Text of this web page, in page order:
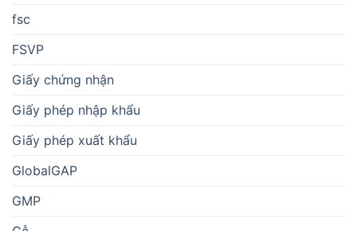
fsc
FSVP
Giấy chứng nhận
Giấy phép nhập khẩu
Giấy phép xuất khẩu
GlobalGAP
GMP